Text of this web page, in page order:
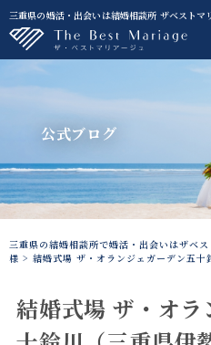
三重県の婚活・出会いは結婚相談所 ザベストマ
公式ブログ
三重県の結婚相談所で婚活・出会いはザベ
様 > 結婚式場 ザ・オランジェガーデン五十
結婚式場 ザ・オ